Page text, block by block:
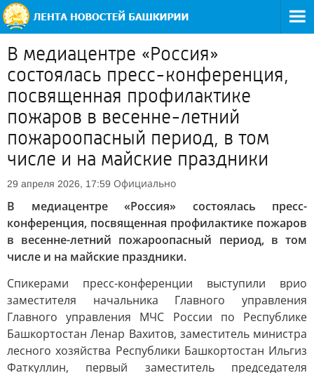
В медиацентре «Россия»
состоялась пресс-конференция,
посвященная профилактике
пожаров в весенне-летний
пожароопасный период, в том
числе и на майские праздники
29 апреля 2026, 17:59 Официально
В медиацентре «Россия» состоялась пресс-
конференция, посвященная профилактике пожаров
в весенне-летний пожароопасный период, в том
числе и на майские праздники.
Спикерами пресс-конференции выступили врио
заместителя начальника Главного управления
Главного управления МЧС России по Республике
Башкортостан Ленар Вахитов, заместитель министра
лесного хозяйства Республики Башкортостан Ильгиз
Фаткуллин, первый заместитель председателя